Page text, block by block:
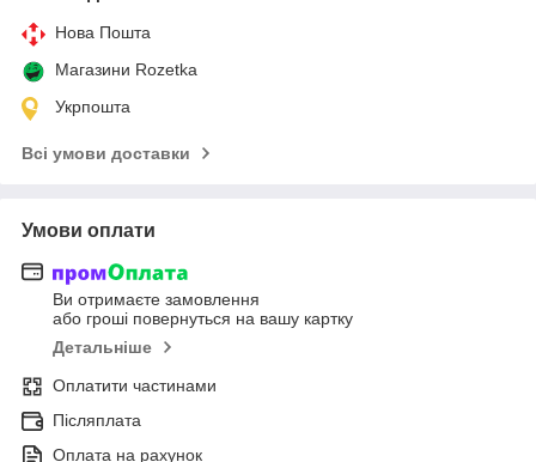
Нова Пошта
Магазини Rozetka
Укрпошта
Всі умови доставки
Умови оплати
Ви отримаєте замовлення
або гроші повернуться на вашу картку
Детальніше
Оплатити частинами
Післяплата
Оплата на рахунок